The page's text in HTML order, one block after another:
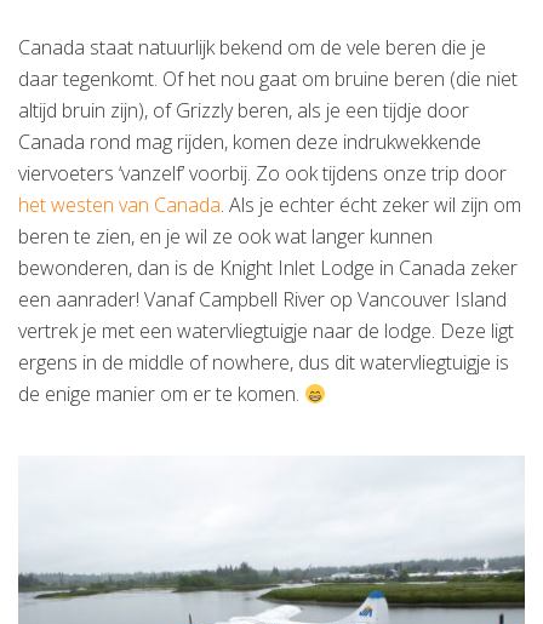
Canada staat natuurlijk bekend om de vele beren die je
daar tegenkomt. Of het nou gaat om bruine beren (die niet
altijd bruin zijn), of Grizzly beren, als je een tijdje door
Canada rond mag rijden, komen deze indrukwekkende
viervoeters ‘vanzelf’ voorbij. Zo ook tijdens onze trip door
het westen van Canada. Als je echter écht zeker wil zijn om
beren te zien, en je wil ze ook wat langer kunnen
bewonderen, dan is de Knight Inlet Lodge in Canada zeker
een aanrader! Vanaf Campbell River op Vancouver Island
vertrek je met een watervliegtuigje naar de lodge. Deze ligt
ergens in de middle of nowhere, dus dit watervliegtuigje is
de enige manier om er te komen.